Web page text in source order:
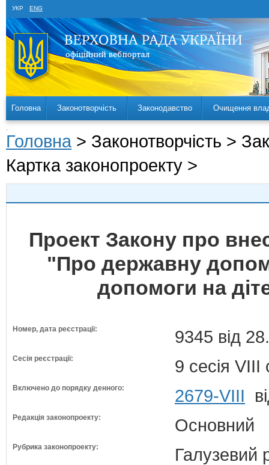
УКР ENG
Головна Законотворчість Законодавство Очищення
Головна > Законотворчість >
Картка законопроекту >
Проект Закону про
"Про державну
допомоги на
Номер, дата реєстрації: 9345 від
Сесія реєстрації: 9 сесія VIII
Включено до порядку денного: 2679-VIII
Редакція законопроекту: Основний
Рубрика законопроекту: Галузевий